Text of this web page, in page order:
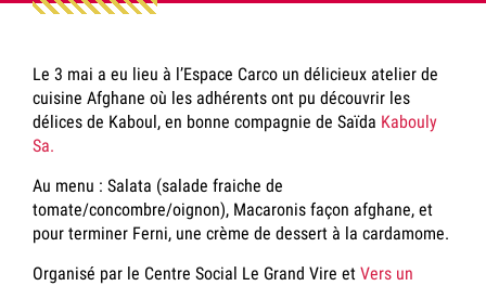
Le 3 mai a eu lieu à l’Espace Carco un délicieux atelier de
cuisine Afghane où les adhérents ont pu découvrir les
délices de Kaboul, en bonne compagnie de Saïda Kabouly
Sa.
Au menu : Salata (salade fraiche de
tomate/concombre/oignon), Macaronis façon afghane, et
pour terminer Ferni, une crème de dessert à la cardamome.
Organisé par le Centre Social Le Grand Vire et Vers un